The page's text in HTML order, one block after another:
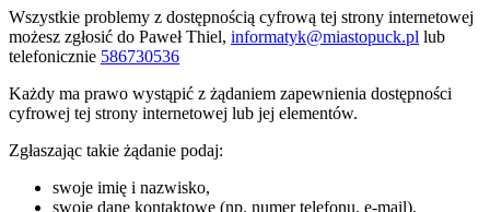
Wszystkie problemy z dostępnością cyfrową tej strony internetowej
możesz zgłosić do Paweł Thiel, informatyk@miastopuck.pl lub
telefonicznie 586730536
Każdy ma prawo wystąpić z żądaniem zapewnienia dostępności
cyfrowej tej strony internetowej lub jej elementów.
Zgłaszając takie żądanie podaj:
swoje imię i nazwisko,
swoje dane kontaktowe (np. numer telefonu, e-mail),